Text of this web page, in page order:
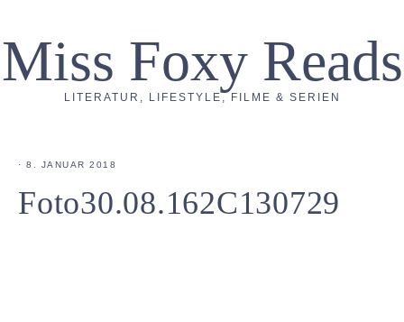
Miss Foxy Reads
LITERATUR, LIFESTYLE, FILME & SERIEN
· 8. JANUAR 2018
Foto30.08.162C130729